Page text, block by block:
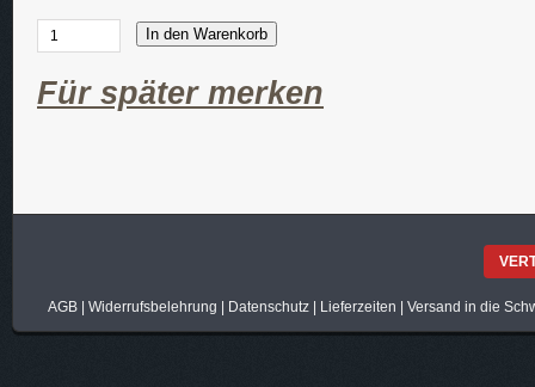
In den Warenkorb
Für später merken
AGB| Widerrufsbelehrung | Datenschutz| Lieferzeiten | Versand in die